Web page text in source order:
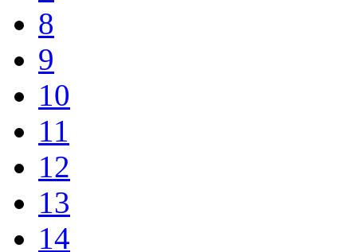
8
9
10
11
12
13
14